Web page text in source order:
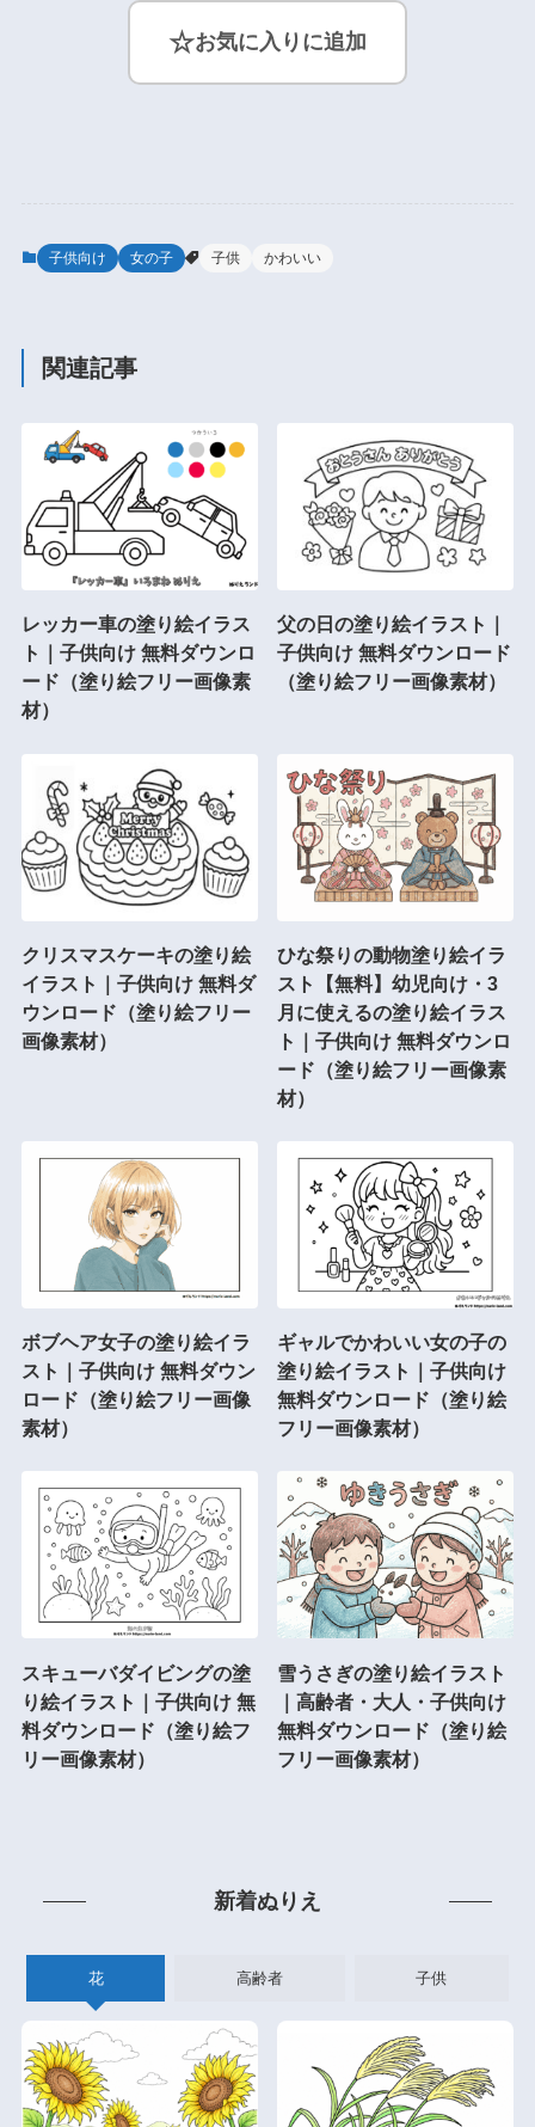
☆お気に入りに追加
子供向け 女の子 子供 かわいい
関連記事
レッカー車の塗り絵イラス
ト｜子供向け 無料ダウンロ
ード（塗り絵フリー画像素
材）
父の日の塗り絵イラスト｜
子供向け 無料ダウンロード
（塗り絵フリー画像素材）
クリスマスケーキの塗り絵
イラスト｜子供向け 無料ダ
ウンロード（塗り絵フリー
画像素材）
ひな祭りの動物塗り絵イラ
スト【無料】幼児向け・3
月に使えるの塗り絵イラス
ト｜子供向け 無料ダウンロ
ード（塗り絵フリー画像素
材）
ボブヘア女子の塗り絵イラ
スト｜子供向け 無料ダウン
ロード（塗り絵フリー画像
素材）
ギャルでかわいい女の子の
塗り絵イラスト｜子供向け
無料ダウンロード（塗り絵
フリー画像素材）
スキューバダイビングの塗
り絵イラスト｜子供向け 無
料ダウンロード（塗り絵フ
リー画像素材）
雪うさぎの塗り絵イラスト
｜高齢者・大人・子供向け
無料ダウンロード（塗り絵
フリー画像素材）
新着ぬりえ
花 高齢者 子供